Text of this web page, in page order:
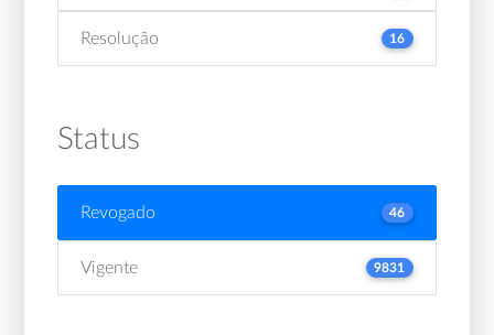
Resolução 16
Status
Revogado 46
Vigente 9831